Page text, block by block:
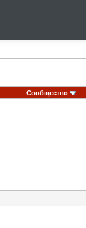
Сообщество